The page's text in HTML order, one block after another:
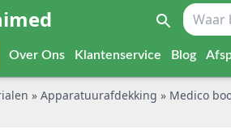
Over Ons Klantenservice Blog
» Apparatuurafdekking » Medico